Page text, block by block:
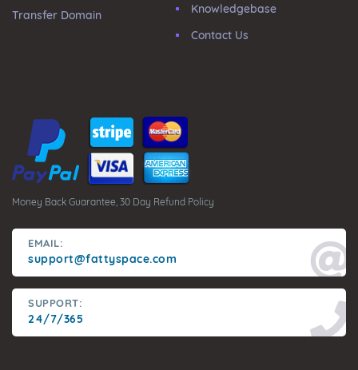
Transfer Domain
Knowledgebase
Contact Us
Money Back Guarantee, 30 Day Refund Policy
EMAIL:
support@fattyspace.com
SUPPORT:
24/7/365